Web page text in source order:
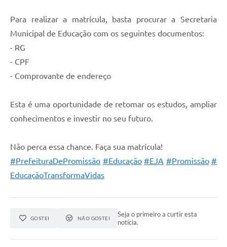
Secretarias
Contas Públicas
Legislação
Telefones Úteis
Notícias
Para realizar a matrícula, basta procurar a Secretaria
Municipal de Educação com os seguintes documentos:
- RG
- CPF
- Comprovante de endereço
Esta é uma oportunidade de retomar os estudos, ampliar
conhecimentos e investir no seu futuro.
Não perca essa chance. Faça sua matrícula!
#PrefeituraDePromissão #Educação #EJA #Promissão #
EducaçãoTransformaVidas
GOSTEI NÃO GOSTEI
Seja o primeiro a curtir esta
notícia.